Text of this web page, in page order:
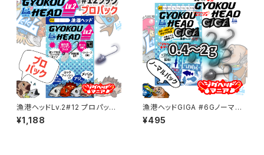
漁港ヘッドLv.2#12 プロパック
各サイズ【JigheadMania】
¥1,188
漁港ヘッドGIGA #6Gノーマル
パック0.4～2g【JigHead Man
ia】
¥495